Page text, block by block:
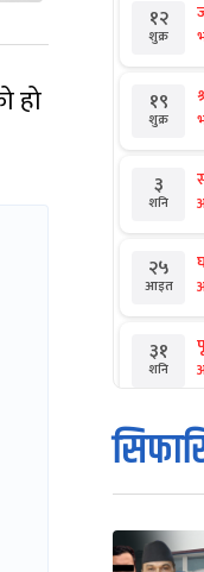
हो
१२
शुक्र
१९
शुक्र
३
शनि
२५
आइत
३१
शनि
१
आइत
मंगल